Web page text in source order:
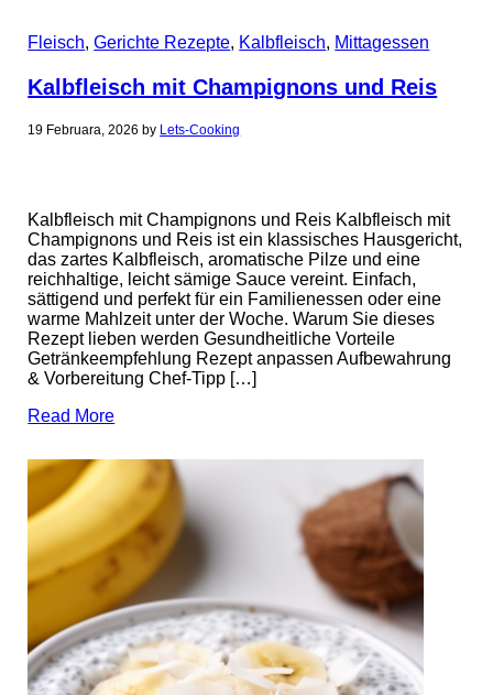
Fleisch,Gerichte Rezepte, Kalbfleisch, Mittagessen
Kalbfleisch mit Champignons und Reis
19 Februara, 2026 by Lets-Cooking
Kalbfleisch mit Champignons und Reis Kalbfleisch mit
Champignons und Reis ist ein klassisches Hausgericht,
das zartes Kalbfleisch, aromatische Pilze und eine
reichhaltige, leicht sämige Sauce vereint. Einfach,
sättigend und perfekt für ein Familienessen oder eine
warme Mahlzeit unter der Woche. Warum Sie dieses
Rezept lieben werden Gesundheitliche Vorteile
Getränkeempfehlung Rezept anpassen Aufbewahrung
& Vorbereitung Chef-Tipp […]
Read More